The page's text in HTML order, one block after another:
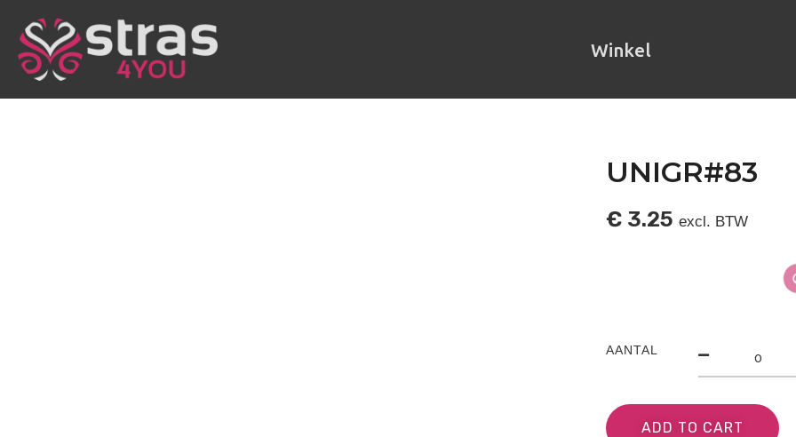
Winkel
UNIGR#83
€ 3.25 excl. BTW
AANTAL
ADD TO CART